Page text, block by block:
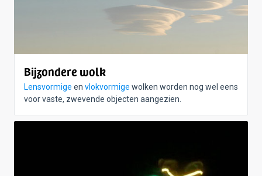
Bijzondere wolk
Lensvormige en vlokvormige wolken worden nog wel eens
voor vaste, zwevende objecten aangezien.